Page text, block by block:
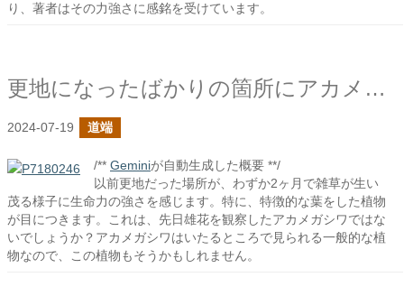
り、著者はその力強さに感銘を受けています。
更地になったばかりの箇所にアカメガシワか？
2024-07-19 道端
/** Geminiが自動生成した概要 **/
以前更地だった場所が、わずか2ヶ月で雑草が生い
茂る様子に生命力の強さを感じます。特に、特徴的な葉をした植物
が目につきます。これは、先日雄花を観察したアカメガシワではな
いでしょうか？アカメガシワはいたるところで見られる一般的な植
物なので、この植物もそうかもしれません。